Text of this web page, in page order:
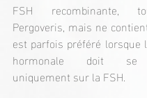
FSH recombinante,
Pergoveris, mais ne
est parfois préféré lorsque
hormonale doit se
uniquement sur la FSH.